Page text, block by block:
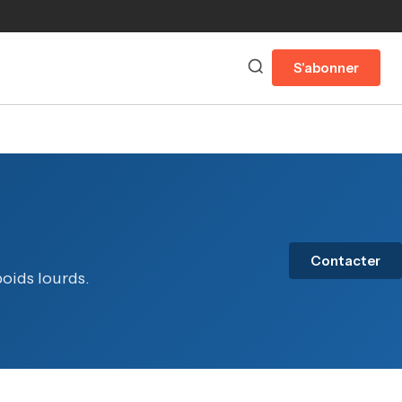
S'abonner
lourds.
Contacter